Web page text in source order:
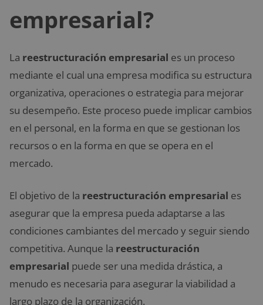
empresarial?
La reestructuración empresarial es un proceso
mediante el cual una empresa modifica su estructura
organizativa, operaciones o estrategia para mejorar
su desempeño. Este proceso puede implicar cambios
en el personal, en la forma en que se gestionan los
recursos o en la forma en que se opera en el
mercado.
El objetivo de la reestructuración empresarial es
asegurar que la empresa pueda adaptarse a las
condiciones cambiantes del mercado y seguir siendo
competitiva. Aunque la reestructuración
empresarial puede ser una medida drástica, a
menudo es necesaria para asegurar la viabilidad a
largo plazo de la organización.